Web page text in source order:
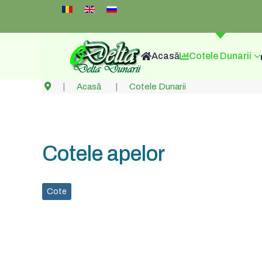
Select your language
Acasă Cotele Dunarii
Acasă Cotele Dunarii
Cotele apelor
Cote